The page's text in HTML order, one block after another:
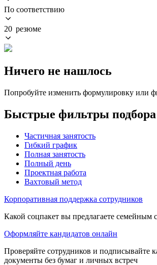
По соответствию
20 резюме
Ничего не нашлось
Попробуйте изменить формулировку или
Быстрые фильтры
Частичная занятость
Гибкий график
Полная занятость
Полный день
Проектная работа
Вахтовый метод
Корпоративная поддержка сотрудников
Какой соцпакет вы предлагаете семейным
Оформляйте кандидатов онлайн
Проверяйте сотрудников и подписывайте
документы без бумаг и личных встреч